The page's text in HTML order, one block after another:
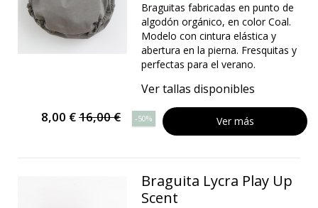
Braguitas fabricadas en punto de
algodón orgánico, en color Coal.
Modelo con cintura elástica y
abertura en la pierna. Fresquitas y
perfectas para el verano.
Ver tallas disponibles
8,00 €16,00 € -50% Ver más
Braguita Lycra Play Up
Scent